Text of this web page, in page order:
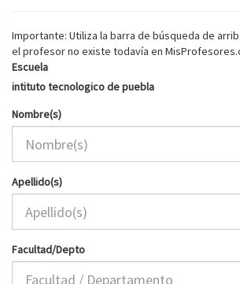
Importante: Utiliza la barra de búsqueda de
el profesor no existe todavía en
Escuela
intituto tecnologico de puebla
Nombre(s)
Apellido(s)
Facultad/Depto